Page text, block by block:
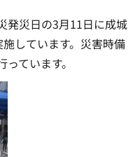
発災日の3月11日に成城
しています。災害時備
ています。